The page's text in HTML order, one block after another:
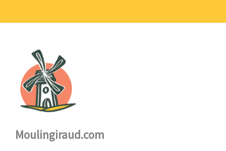
Moulingiraud.com